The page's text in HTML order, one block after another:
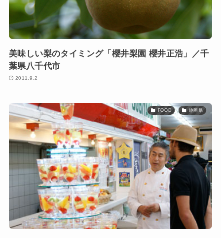
美味しい梨のタイミング「櫻井梨園 櫻井正浩」／千
葉県八千代市
2011.9.2
FOOD 静岡県